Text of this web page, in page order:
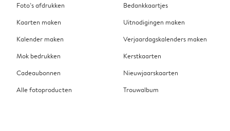
Foto’s afdrukken
Kaarten maken
Kalender maken
Mok bedrukken
Cadeaubonnen
Alle fotoproducten
Bedankkaartjes
Uitnodigingen maken
Verjaardagskalenders maken
Kerstkaarten
Nieuwjaarskaarten
Trouwalbum